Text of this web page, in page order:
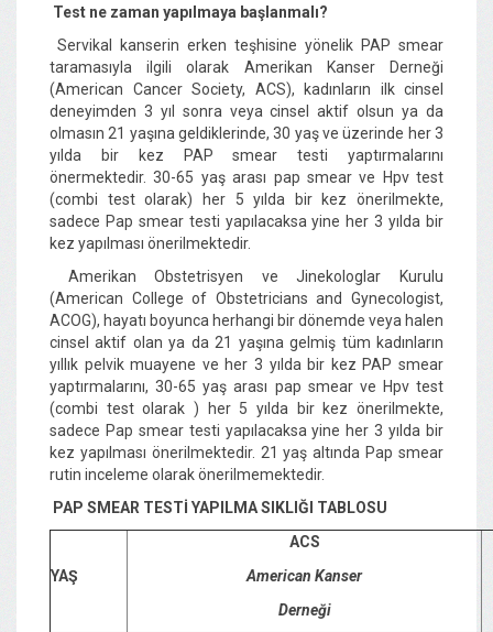
Test ne zaman yapılmaya başlanmalı?
Servikal kanserin erken teşhisine yönelik PAP smear
taramasıyla ilgili olarak Amerikan Kanser Derneği
(American Cancer Society, ACS), kadınların ilk cinsel
deneyimden 3 yıl sonra veya cinsel aktif olsun ya da
olmasın 21 yaşına geldiklerinde, 30 yaş ve üzerinde her 3
yılda bir kez PAP smear testi yaptırmalarını
önermektedir. 30-65 yaş arası pap smear ve Hpv test
(combi test olarak) her 5 yılda bir kez önerilmekte,
sadece Pap smear testi yapılacaksa yine her 3 yılda bir
kez yapılması önerilmektedir.
Amerikan Obstetrisyen ve Jinekologlar Kurulu
(American College of Obstetricians and Gynecologist,
ACOG), hayatı boyunca herhangi bir dönemde veya halen
cinsel aktif olan ya da 21 yaşına gelmiş tüm kadınların
yıllık pelvik muayene ve her 3 yılda bir kez PAP smear
yaptırmalarını, 30-65 yaş arası pap smear ve Hpv test
(combi test olarak ) her 5 yılda bir kez önerilmekte,
sadece Pap smear testi yapılacaksa yine her 3 yılda bir
kez yapılması önerilmektedir. 21 yaş altında Pap smear
rutin inceleme olarak önerilmemektedir.
PAP SMEAR TESTİ YAPILMA SIKLIĞI TABLOSU
YAŞ
ACS
American Kanser
Derneği